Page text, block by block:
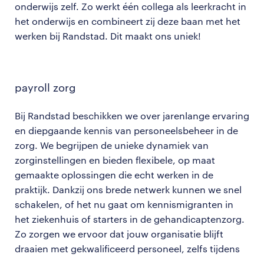
onderwijs zelf. Zo werkt één collega als leerkracht in
het onderwijs en combineert zij deze baan met het
werken bij Randstad. Dit maakt ons uniek!
payroll zorg
Bij Randstad beschikken we over jarenlange ervaring
en diepgaande kennis van personeelsbeheer in de
zorg. We begrijpen de unieke dynamiek van
zorginstellingen en bieden flexibele, op maat
gemaakte oplossingen die echt werken in de
praktijk. Dankzij ons brede netwerk kunnen we snel
schakelen, of het nu gaat om kennismigranten in
het ziekenhuis of starters in de gehandicaptenzorg.
Zo zorgen we ervoor dat jouw organisatie blijft
draaien met gekwalificeerd personeel, zelfs tijdens